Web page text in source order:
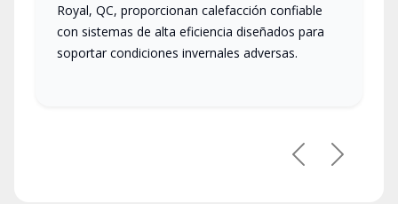
Royal, QC, proporcionan calefacción confiable
con sistemas de alta eficiencia diseñados para
soportar condiciones invernales adversas.
PreviousNext